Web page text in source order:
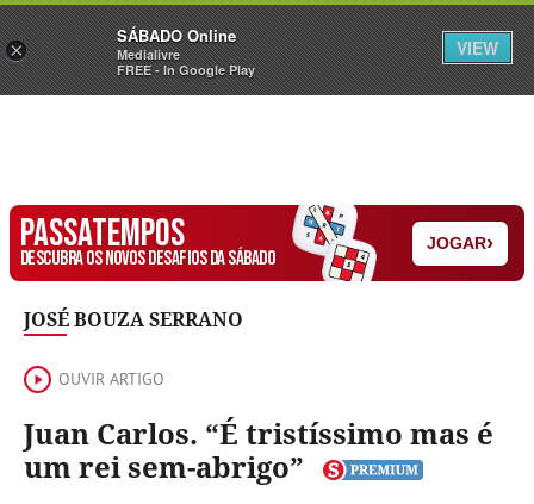
Sábado Assine Iniciar Sessão
PASSATEMPOS
DESCUBRA OS NOVOS DESAFIOS DA SÁBADO
JOGAR›
JOSÉ BOUZA SERRANO
OUVIR ARTIGO
Juan Carlos. “É tristíssimo mas é
um rei sem-abrigo”
×
SÁBADO Online
Medialivre
FREE - In Google Play
VIEW